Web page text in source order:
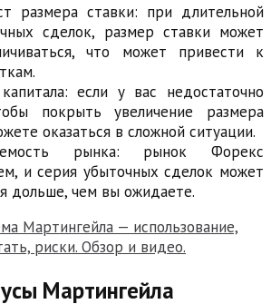
размера ставки: при длительной
сделок, размер ставки может
что может привести к
если у вас недостаточно
покрыть увеличение размера
оказаться в сложной ситуации.
рынка: рынок Форекс
и серия убыточных сделок может
дольше, чем вы ожидаете.
Мартингейла